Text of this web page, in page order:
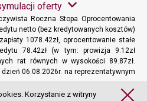
oferty
Roczna Stopa Oprocentowania
netto (bez kredytowanych kosztów)
1078.42zł, oprocentowanie stałe
78.42zł (w tym: prowizja 9.12zł
rat równych w wysokości 89.87zł.
06.08.2026r. na reprezentatywnym
Więcej informacji
Korzystanie z witryny